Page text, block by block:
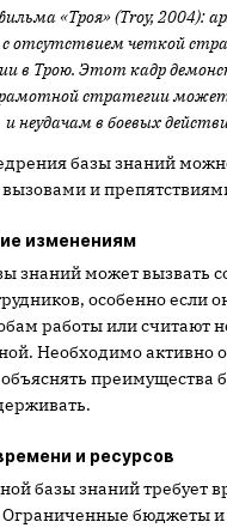
«Троя» (Troy, 2004):
отсутствием четкой
в Трою. Этот кадр
стратегии может
и неудачам в боевых
базы знаний
и
изменениям
знаний может вызвать
особенно если
работы или считают
Необходимо активно
преимущества
и ресурсов
базы знаний требует
бюджеты и